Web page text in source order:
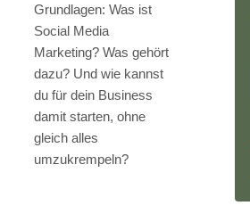
Grundlagen: Was ist
Social Media
Marketing? Was gehört
dazu? Und wie kannst
du für dein Business
damit starten, ohne
gleich alles
umzukrempeln?